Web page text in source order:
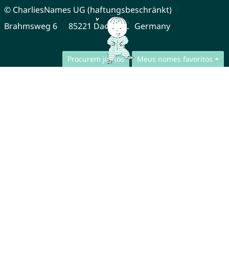
Procurem juntos Meus nomes favoritos
© CharliesNames UG (haftungsbeschränkt)
Brahmsweg 6
85221 Dachau Germany